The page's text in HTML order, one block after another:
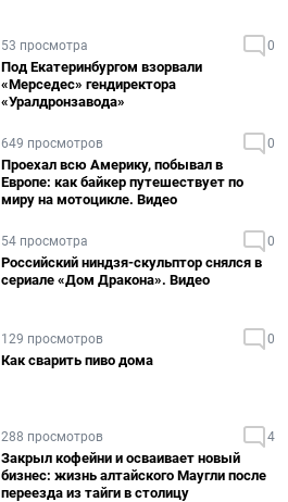
53 просмотра 0
Под Екатеринбургом взорвали
«Мерседес» гендиректора
«Уралдронзавода»
649 просмотров 0
Проехал всю Америку, побывал в
Европе: как байкер путешествует по
миру на мотоцикле. Видео
54 просмотра 0
Российский ниндзя-скульптор снялся в
сериале «Дом Дракона». Видео
129 просмотров 0
Как сварить пиво дома
288 просмотров 4
Закрыл кофейни и осваивает новый
бизнес: жизнь алтайского Маугли после
переезда из тайги в столицу